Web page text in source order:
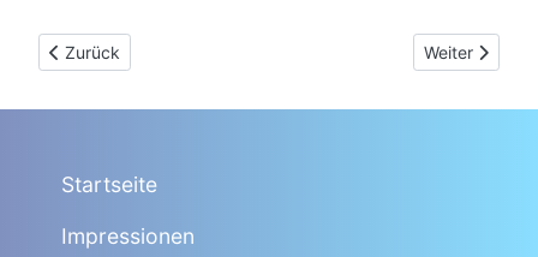
Vorheriger Beitrag: (29.07.2022) Das Wochende beginnt ruhig
Zurück Nächster
Weiter
Startseite
Impressionen